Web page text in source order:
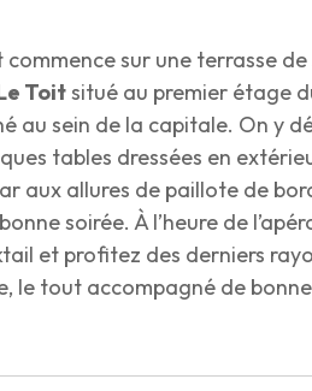
commence sur une terrasse
Toitsitué au premier étage
au sein de la capitale. On y
tables dressées en
aux allures de paillote de
soirée. À l’heure de
et profitez des derniers
le tout accompagné de